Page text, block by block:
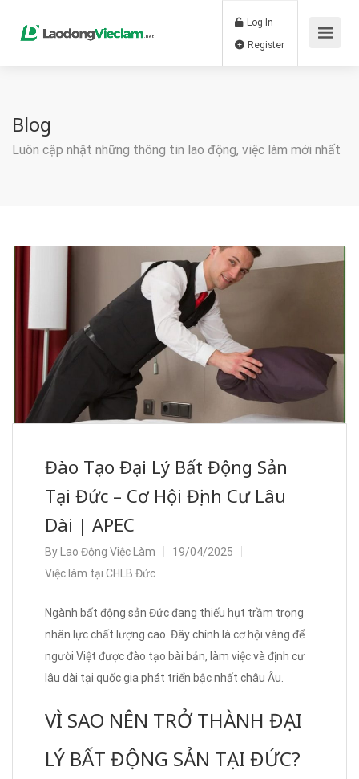
Log In
Blog
Luôn cập nhật những thông tin lao động, việc làm mới nhất
Đào Tạo Đại Lý Bất Động Sản
Tại Đức – Cơ Hội Định Cư Lâu
Dài | APEC
By Lao Động Việc Làm
19/04/2025
Việc làm tại CHLB Đức
Ngành bất động sản Đức đang thiếu hụt trầm trọng
nhân lực chất lượng cao. Đây chính là cơ hội vàng để
người Việt được đào tạo bài bản, làm việc và định cư
lâu dài tại quốc gia phát triển bậc nhất châu Âu.
VÌ SAO NÊN TRỞ THÀNH ĐẠI
LÝ BẤT ĐỘNG SẢN TẠI ĐỨC?